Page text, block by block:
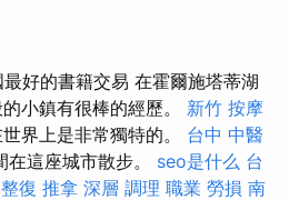
好的書籍交易 在霍爾施塔蒂湖
小鎮有很棒的經歷。 新竹 按摩
界上是非常獨特的。 台中 中醫
這座城市散步。 seo是什么 台
復 推拿 深層 調理 職業 勞損 南